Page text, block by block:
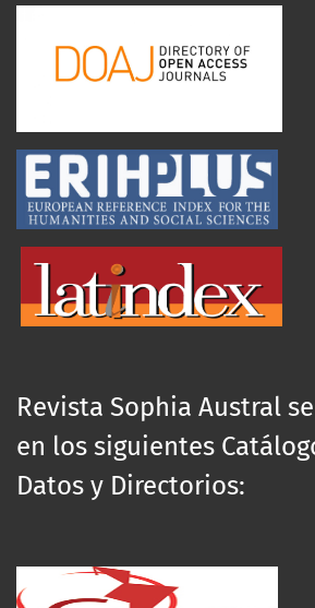
Revista Sophia Austral
en los siguientes
Datos y Directorios: